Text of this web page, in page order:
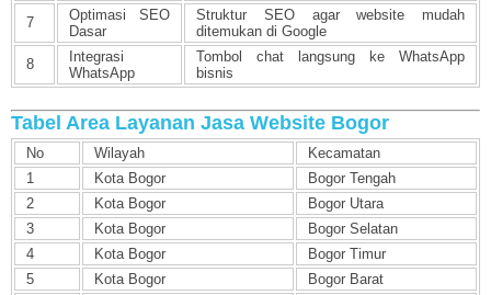
7
Optimasi SEO
Dasar
Struktur SEO agar website mudah
ditemukan di Google
8
Integrasi
WhatsApp
Tombol chat langsung ke WhatsApp
bisnis
Tabel Area Layanan Jasa Website Bogor
No Wilayah
Kecamatan
1
Kota Bogor
Bogor Tengah
2
Kota Bogor
Bogor Utara
3
Kota Bogor
Bogor Selatan
4
Kota Bogor
Bogor Timur
5
Kota Bogor
Bogor Barat